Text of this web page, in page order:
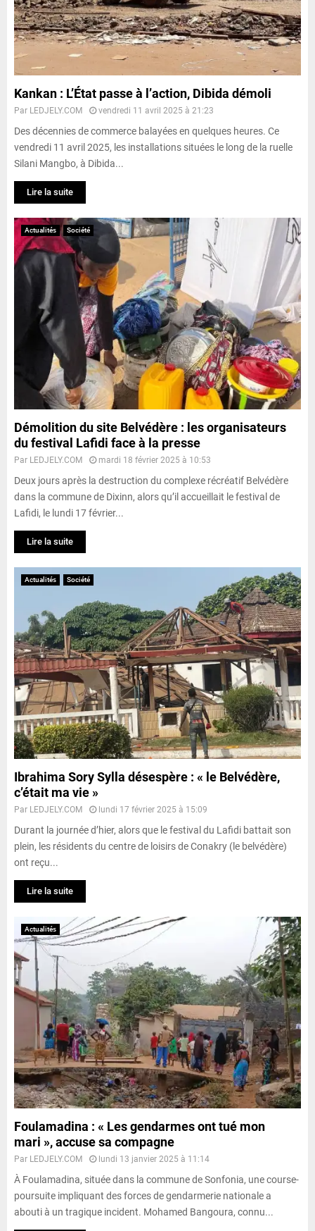
Kankan : L’État passe à l’action, Dibida démoli
Par LEDJELY.COM vendredi 11 avril 2025 à 21:23
Des décennies de commerce balayées en quelques heures. Ce
vendredi 11 avril 2025, les installations situées le long de la ruelle
Silani Mangbo, à Dibida...
Lire la suite
Actualités Société
Démolition du site Belvédère : les organisateurs
du festival Lafidi face à la presse
Par LEDJELY.COM mardi 18 février 2025 à 10:53
Deux jours après la destruction du complexe récréatif Belvédère
dans la commune de Dixinn, alors qu’il accueillait le festival de
Lafidi, le lundi 17 février...
Lire la suite
Actualités Société
Ibrahima Sory Sylla désespère : « le Belvédère,
c’était ma vie »
Par LEDJELY.COM lundi 17 février 2025 à 15:09
Durant la journée d’hier, alors que le festival du Lafidi battait son
plein, les résidents du centre de loisirs de Conakry (le belvédère)
ont reçu...
Lire la suite
Actualités
Foulamadina : « Les gendarmes ont tué mon
mari », accuse sa compagne
Par LEDJELY.COM lundi 13 janvier 2025 à 11:14
À Foulamadina, située dans la commune de Sonfonia, une course-
poursuite impliquant des forces de gendarmerie nationale a
abouti à un tragique incident. Mohamed Bangoura, connu...